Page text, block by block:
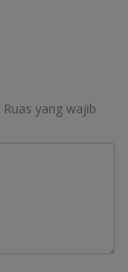
Ruas yang wajib